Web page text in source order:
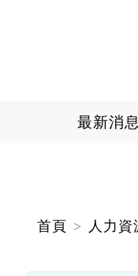
Main
最新消息
首頁 人力資